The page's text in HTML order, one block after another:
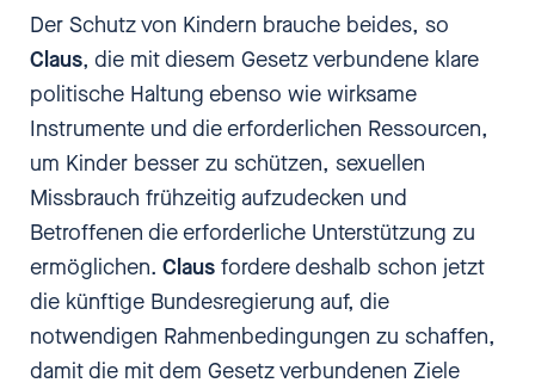
Der Schutz von Kindern brauche beides, so
Claus, die mit diesem Gesetz verbundene klare
politische Haltung ebenso wie wirksame
Instrumente und die erforderlichen Ressourcen,
um Kinder besser zu schützen, sexuellen
Missbrauch frühzeitig aufzudecken und
Betroffenen die erforderliche Unterstützung zu
ermöglichen. Claus fordere deshalb schon jetzt
die künftige Bundesregierung auf, die
notwendigen Rahmenbedingungen zu schaffen,
damit die mit dem Gesetz verbundenen Ziele